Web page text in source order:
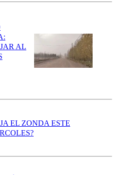
AL
EL ZONDA ESTE